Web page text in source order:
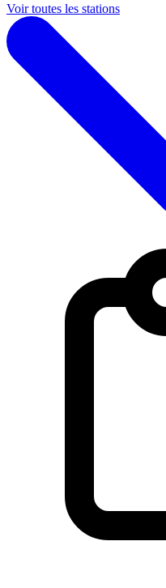
Voir toutes les stations